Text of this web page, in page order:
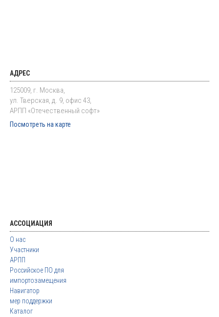
АДРЕС
125009, г. Москва,
ул. Тверская, д. 9, офис 43,
АРПП «Отечественный софт»
Посмотреть на карте
АССОЦИАЦИЯ
О нас
Участники
АРПП
Российское ПО для
импортозамещения
Навигатор
мер поддержки
Каталог